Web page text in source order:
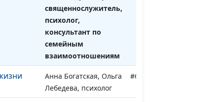
священнослужитель,
психолог,
консультант по
семейным
взаимоотношениям
Анна Богатская, Ольга
Лебедева, психолог
#646